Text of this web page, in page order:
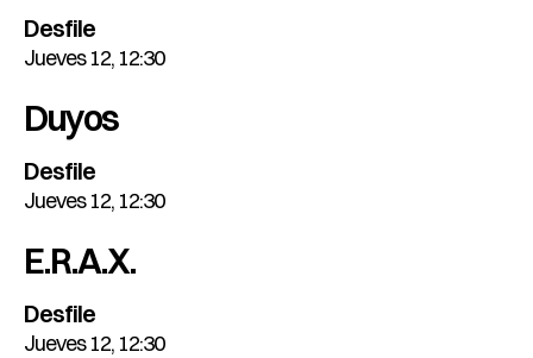
Desfile
Jueves 12, 12:30
Duyos
Desfile
Jueves 12, 12:30
E.R.A.X.
Desfile
Jueves 12, 12:30